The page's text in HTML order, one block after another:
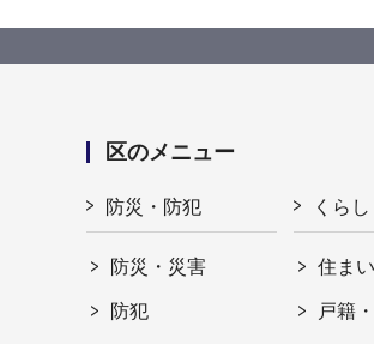
区のメニュー
防災・防犯
防災・災害
防犯
くら
住ま
戸籍